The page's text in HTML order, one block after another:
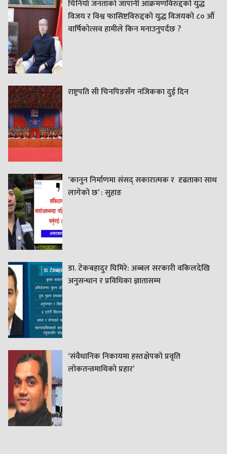
चिनियाँ जनताको जापानी आक्रमणविरुद्दको युद्ध
विजय र विश्व फासिष्टविरुद्दको युद्ध विजयको ८० औं
वार्षिकोत्सव हामीले किन मनाउनुपर्दछ ?
राष्ट्रपति सी चिनपिङसँग नजिकका दुई दिन
‘कानुन निर्माणमा संसद् सकारात्मक र दृढताका साथ
लागेको छ’ : सुहाङ
डा. टेकबहादुर घिमिरे: अब्बल सरकारी वकिलदेखि
अनुसन्धान र प्रविधिका ज्ञातासम्म
‘संवैधानिक निकायमा हस्तक्षेपको प्रवृति
लोकतन्त्रमाथिको प्रहार’